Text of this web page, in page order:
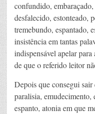
confundido,
desfalecido, estonteado,
tremebundo, espantado,
insistência em tantas
indispensável apelar
de que o referido leitor
Depois que consegui
paralisia, emudecimento,
espanto, atonia em que